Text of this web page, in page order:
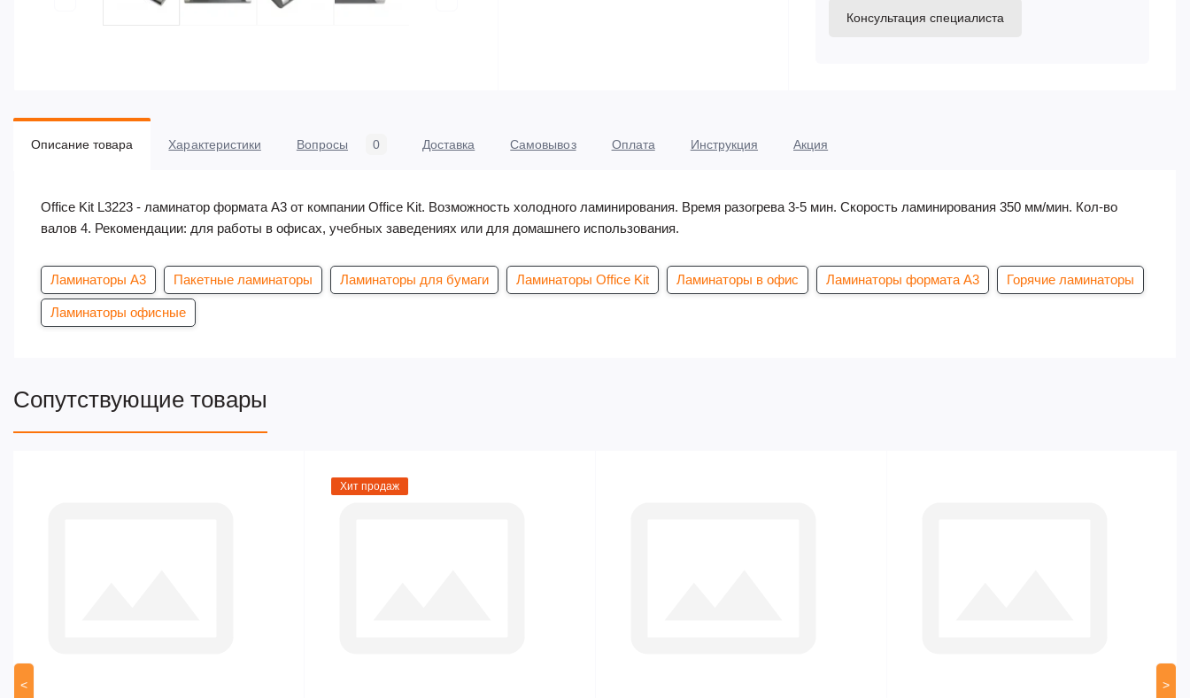
Консультация специалиста
Описание товара Характеристики Вопросы 0 Доставка Самовывоз Оплата Инструкция Акция
Office Kit L3223 - ламинатор формата А3 от компании Office Kit. Возможность холодного ламинирования. Время разогрева 3-5 мин. Скорость ламинирования 350 мм/мин. Кол-во
валов 4. Рекомендации: для работы в офисах, учебных заведениях или для домашнего использования.
Ламинаторы А3 Пакетные ламинаторы Ламинаторы для бумаги Ламинаторы Office Kit Ламинаторы в офис Ламинаторы формата А3 Горячие ламинаторы
Ламинаторы офисные
Сопутствующие товары
<
Хит продаж
>